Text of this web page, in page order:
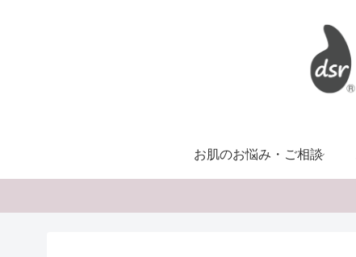
お肌のお悩み・ご相談